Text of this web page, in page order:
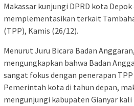
Makassar kunjungi DPRD kota
memplementasikan terkait
(TPP), Kamis (26/12).
Menurut Juru Bicara Badan
mengungkapkan bahwa Badan
sangat fokus dengan penerapan
Pemerintah kota di tahun depan,
mengunjungi kabupaten Gianyar